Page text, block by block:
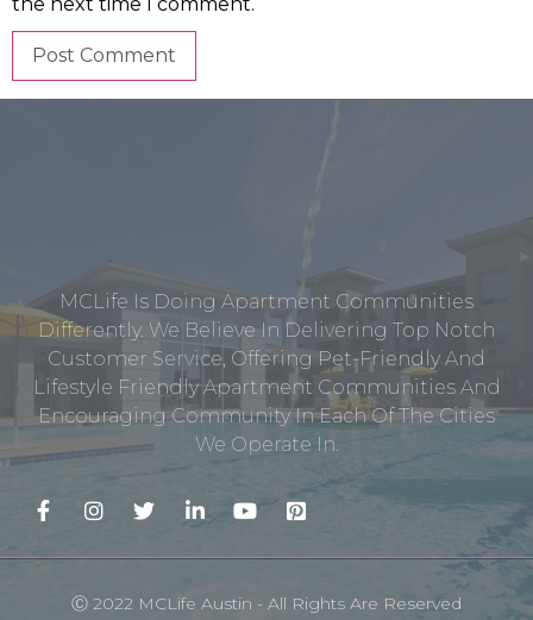
MCLife Is Doing Apartment Communities
Differently. We Believe In Delivering Top Notch
Customer Service, Offering Pet-Friendly And
Lifestyle Friendly Apartment Communities And
Encouraging Community In Each Of The Cities
We Operate In.
Ⓒ 2022 MCLife Austin - All Rights Are Reserved